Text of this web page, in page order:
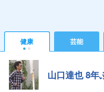
健康 芸能
山口達也 8年